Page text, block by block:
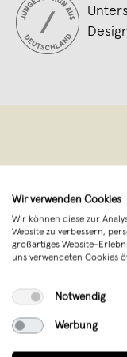
Exklusive
Hannover.
Wir verwenden Cookies
Wir können diese zur
Website zu verbessern,
großartiges Website-
uns verwendeten Cookies
Notwendig
Werbung